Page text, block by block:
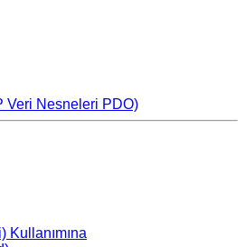
Veri Nesneleri PDO)
Kullanımına